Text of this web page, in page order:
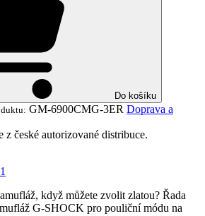
Do košíku
GM-6900CMG-3ER Doprava a
české autorizované distribuce.
1
když můžete zvolit zlatou? Řada
G-SHOCK pro pouliční módu na